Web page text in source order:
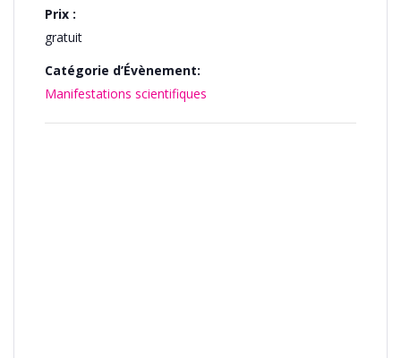
Prix :
gratuit
Catégorie d’Évènement:
Manifestations scientifiques